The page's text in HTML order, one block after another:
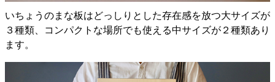
いちょうのまな板はどっしりとした存在感を放つ大サイズが
３種類、コンパクトな場所でも使える中サイズが２種類あり
ます。